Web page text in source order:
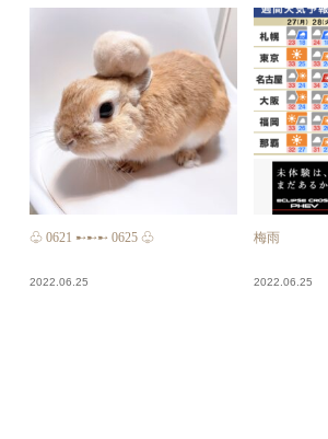
♧ 0621 ➸➸➸ 0625 ♧
2022.06.25
梅雨
2022.06.25